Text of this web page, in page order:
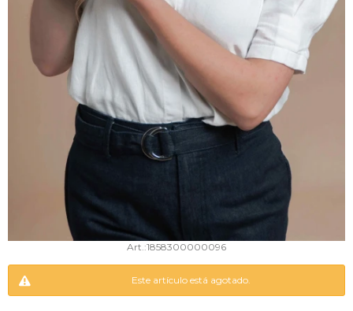
1858300000096
Este artículo está agotado.